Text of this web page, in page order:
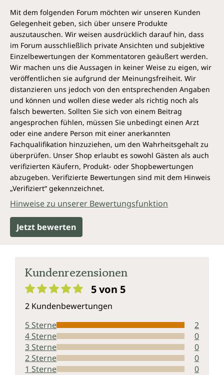
Mit dem folgenden Forum möchten wir unseren Kunden
Gelegenheit geben, sich über unsere Produkte
auszutauschen. Wir weisen ausdrücklich darauf hin, dass
im Forum ausschließlich private Ansichten und subjektive
Einzelbewertungen der Kommentatoren geäußert werden.
Wir machen uns die Aussagen in keiner Weise zu eigen, wir
veröffentlichen sie aufgrund der Meinungsfreiheit. Wir
distanzieren uns jedoch von den entsprechenden Angaben
und können und wollen diese weder als richtig noch als
falsch bewerten. Sollten Sie sich von einem Beitrag
angesprochen fühlen, müssen Sie unbedingt einen Arzt
oder eine andere Person mit einer anerkannten
Fachqualifikation hinzuziehen, um den Wahrheitsgehalt zu
überprüfen. Unser Shop erlaubt es sowohl Gästen als auch
verifizierten Käufern, Produkt- oder Shopbewertungen
abzugeben. Verifizierte Bewertungen sind mit dem Hinweis
„Verifiziert“ gekennzeichnet.
Hinweise zu unserer Bewertungsfunktion
Jetzt bewerten
Kundenrezensionen
5 von 5
2 Kundenbewertungen
5 Sterne
2
4 Sterne
0
3 Sterne
0
2 Sterne
0
1 Sterne
0